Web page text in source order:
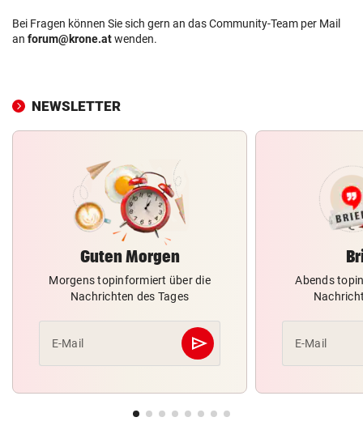
Bei Fragen können Sie sich gern an das Community-Team per Mail
an forum@krone.atwenden.
NEWSLETTER
Guten Morgen
Morgens topinformiert über die
Nachrichten des Tages
E-Mail send
Abschicken
Abends
E-Mail